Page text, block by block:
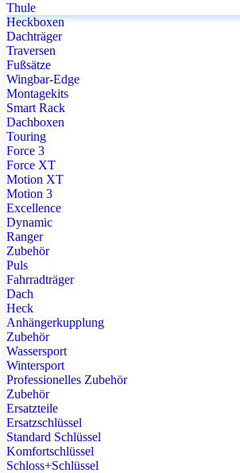
Thule
Heckboxen
Dachträger
Traversen
Fußsätze
Wingbar-Edge
Montagekits
Smart Rack
Dachboxen
Touring
Force 3
Force XT
Motion XT
Motion 3
Excellence
Dynamic
Ranger
Zubehör
Puls
Fahrradträger
Dach
Heck
Anhängerkupplung
Zubehör
Wassersport
Wintersport
Professionelles Zubehör
Zubehör
Ersatzteile
Ersatzschlüssel
Standard Schlüssel
Komfortschlüssel
Schloss+Schlüssel